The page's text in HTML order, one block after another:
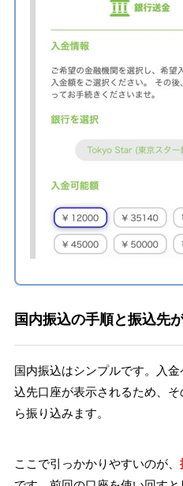
国内振込の手順と振込先
国内振込はシンプルです。入
込先口座が表示されるため、
ら振り込みます。
ここで引っかかりやすいのが、